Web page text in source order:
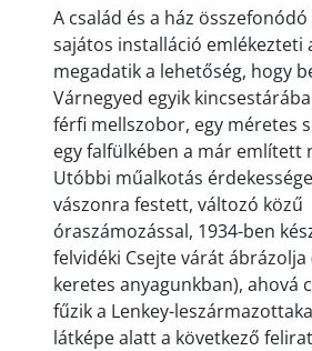
A család és a ház
sajátos installáció emlékezteti
megadatik a lehetőség, hogy
Várnegyed egyik
férfi mellszobor, egy méretes
egy falfülkében a már említett
Utóbbi műalkotás
vászonra festett, változó közű
óraszámozással, 1934-ben
felvidéki Csejte várát ábrázolja
keretes anyagunkban), ahová
fűzik a Lenkey-
látképe alatt a következő